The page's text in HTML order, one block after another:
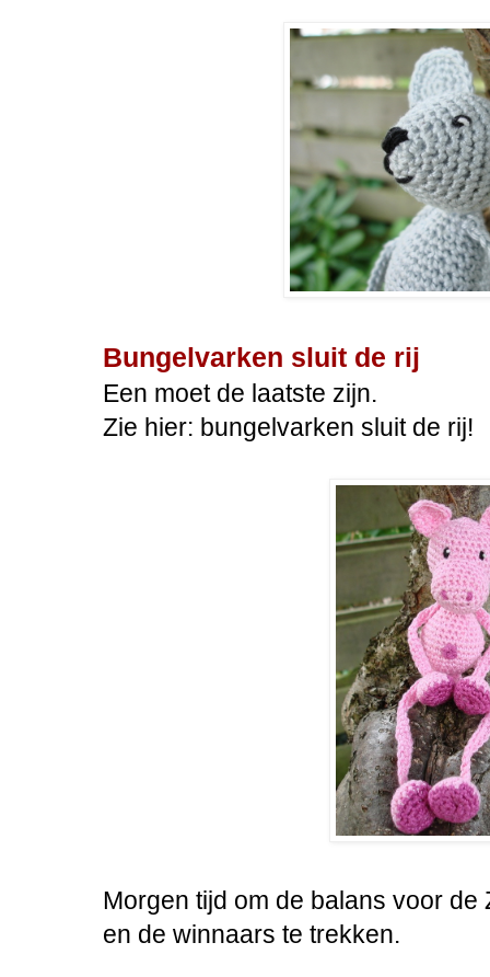
Bungelvarken sluit de rij
Een moet de laatste zijn.
Zie hier: bungelvarken sluit de rij!
Morgen tijd om de balans voor
en de winnaars te trekken.